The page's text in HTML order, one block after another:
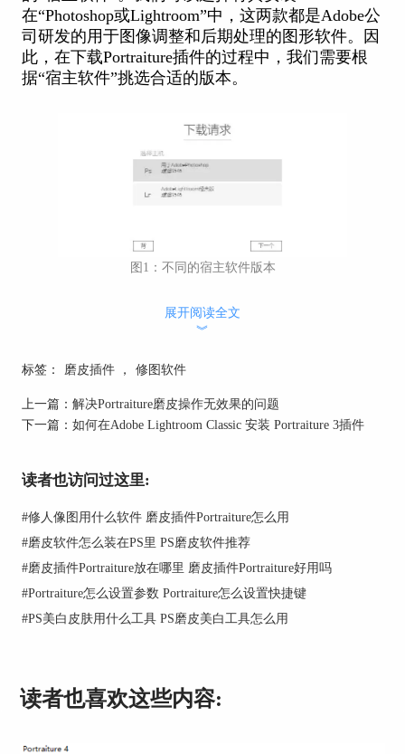
在“Photoshop或Lightroom”中，这两款都是Adobe公
司研发的用于图像调整和后期处理的图形软件。因
此，在下载Portraiture插件的过程中，我们需要根
据“宿主软件”挑选合适的版本。
图1：不同的宿主软件版本
1、插件体积小，安装方便
序。可以看到，其总体积大小仅有3.18MB；双击
该程序，即可自动开启插件安装流程，操作便捷。
图2：插件安装程序
2、参数化设置，便捷高效
区别于传统的图像修复工具，我们不需要对人物面
部进行单个选取，通过调整工具栏中的参数，就能
展开阅读全文
︾
标签： 磨皮插件 ， 修图软件
上一篇： 解决Portraiture磨皮操作无效果的问题
下一篇： 如何在Adobe Lightroom Classic 安装 Portraiture 3插件
读者也访问过这里:
#修人像图用什么软件 磨皮插件Portraiture怎么用
#磨皮软件怎么装在PS里 PS磨皮软件推荐
#磨皮插件Portraiture放在哪里 磨皮插件Portraiture好用吗
#Portraiture怎么设置参数 Portraiture怎么设置快捷键
#PS美白皮肤用什么工具 PS磨皮美白工具怎么用
读者也喜欢这些内容: